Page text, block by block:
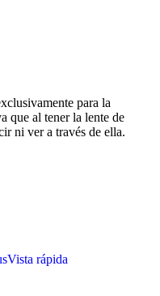
para la
que al tener la lente de
ni ver a través de ella.
Vista rápida